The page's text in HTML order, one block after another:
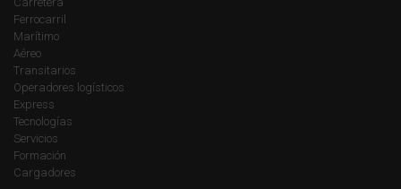
Ferrocarril
Marítimo
Aéreo
Transitarios
Operadores logísticos
Express
Tecnologías
Servicios
Formación
Cargadores